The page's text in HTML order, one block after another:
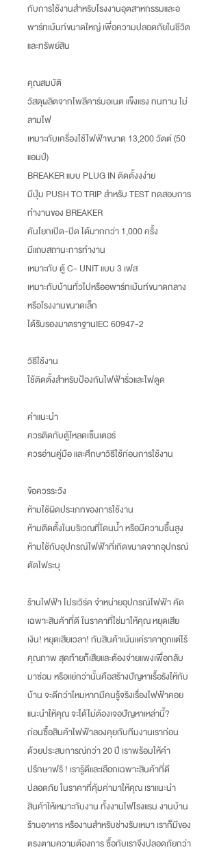
กับการใช้งานสำหรับโรงงานอุตสาหกรรมและอ
พาร์ทเม้นท์ขนาดใหญ่ เพื่อความปลอดภัยในชีวิต
และทรัพย์สิน
คุณสมบัติ
วัสดุผลิตจากโพลีคาร์บอเนต แข็งแรง ทนทาน ไม่
ลามไฟ
เหมาะกับเครื่องใช้ไฟฟ้าขนาด 13,200 วัตต์ (50
แอมป์)
BREAKER แบบ PLUG IN ติดตั้งงง่าย
มีปุ่ม PUSH TO TRIP สำหรับ TEST ทดสอบการ
ทำงานของ BREAKER
คันโยกเปิด-ปิด ได้มากกว่า 1,000 ครั้ง
มีแถบสถานะการทำงาน
เหมาะกับ ตู้ C- UNIT แบบ 3 เฟส
เหมาะกับบ้านทั่วไปหรืออพาร์ทเม้นท์ขนาดกลาง
หรือโรงงานขนาดเล็ก
ได้รับรองมาตราฐานIEC 60947-2
วิธีใช้งาน
ใช้ติดตั้งสำหรับป้องกันไฟฟ้ารั่วและไฟดูด
คำแนะนำ
ควรติดกับตู้โหลดเซ็นเตอร์
ควรอ่านคู่มือ และศึกษาวิธีใช้ก่อนการใช้งาน
ข้อควรระวัง
ห้ามใช้ผิดประเภทของการใช้งาน
ห้ามติดตั้งในบริเวณที่โดนน้ำ หรือมีความชื้นสูง
ห้ามใช้กับอุปกรณ์ไฟฟ้าที่เกิดขนาดจากอุปกรณ์
ตัดไฟระบุ
ร้านไฟฟ้า โปรเวิร์ค จำหน่ายอุปกรณ์ไฟฟ้า คัด
เฉพาะสินค้าที่ดี ในราคาที่ใช่มาให้คุณ หยุดเสีย
เงิน!หยุดเสียเวลา!กับสินค้าเน้นแค่ราคาถูกแต่ไร้
คุณภาพ สุดท้ายก็เสียและต้องจ่ายแพงเพื่อกลับ
มาซ่อม หรือแย่กว่านั้นคือสร้างปัญหาเรื้อรังให้กับ
บ้าน จะดีกว่าไหมหากมีคนรู้จริงเรื่องไฟฟ้าคอย
แนะนำให้คุณ จะได้ไม่ต้องเจอปัญหาเหล่านี้?
ก่อนซื้อสินค้าไฟฟ้าลองคุยกับทีมงานเราก่อน
ด้วยประสบการณ์กว่า20ปี เราพร้อมให้คำ
ปรึกษาฟรี! เรารู้ดีและเลือกเฉพาะสินค้าที่ดี
ปลอดภัย ในราคาที่คุ้มค่ามาให้คุณ เราแนะนำ
สินค้าให้เหมาะกับงาน ทั้งงานไฟโรงแรม งานบ้าน
ร้านอาหาร หรืองานสำหรับช่างรับเหมา เราก็มีของ
ตรงตามความต้องการ ซื้อกับเราจึงปลอดภัยกว่า